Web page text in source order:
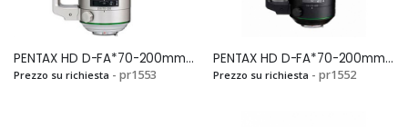
PENTAX HD D-FA*70-200mm F.2,8 ED DC AW SilverSi
Prezzo su richiesta - pr1553
PENTAX HD D-FA*70-200mm F.2,8 ED DC AW BlackSi
Prezzo su richiesta - pr1552